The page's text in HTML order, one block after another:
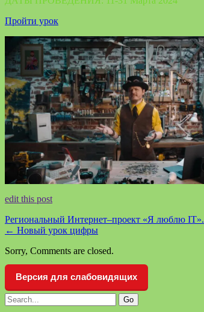
Пройти урок
edit this post
Региональный Интернет–проект «Я люблю IT».
← Новый урок цифры
Sorry, Comments are closed.
Версия для слабовидящих